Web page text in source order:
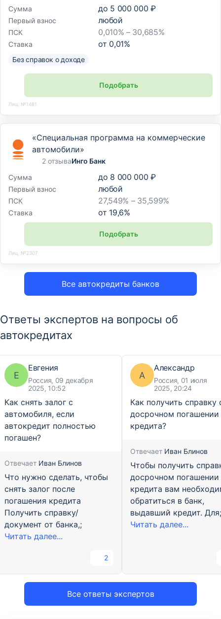
Все автокредиты банков
Сумма до 5 000 000 ₽
Первый взнос любой
ПСК 0,010% – 30,685%
Ставка от 0,01%
Без справок о доходе
Подобрать
Лиц. №1481
«Специальная программа на коммерческие
автомобили»
2 отзываИнго Банк
Сумма
до 8 000 000 ₽
Первый взнос любой
ПСК 27,549% – 35,599%
Ставка от 19,6%
Подобрать
Лиц. №2307
Ответы экспертов на вопросы об
автокредитах
Все ответы экспертов
Е
Евгения
Россия, 09 декабря
2025, 10:52
Как снять залог с
автомобиля, если
автокредит полностью
погашен?
Отвечает Иван Блинов
Что нужно сделать, чтобы
снять залог после
погашения кредита
Получить справку/
документ от банка,;
Читать далее...
2
А
Александр
Россия, 01 июля
2025, 20:24
Как получить справку
досрочном погашении
кредита?
Отвечает Иван Блинов
Чтобы получить
досрочном погашении
кредита вам
обратиться в банк,
выдавший кредит. Для;
Читать далее...